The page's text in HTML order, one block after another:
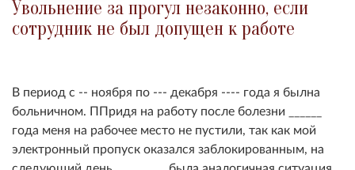
Увольнение за прогул незаконно, если
сотрудник не был допущен к работе
В период с -- ноября по --- декабря ---- года я былна
больничном. ППридя на работу после болезни ______
года меня на рабочее место не пустили, так как мой
электронный пропуск оказался заблокированным, на